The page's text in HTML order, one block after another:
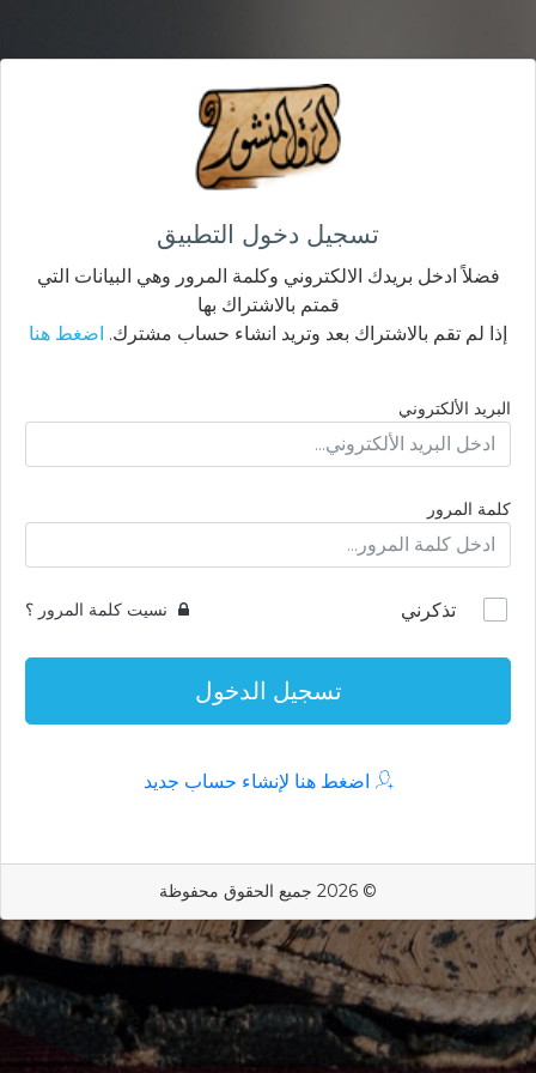
تسجيل دخول التطبيق
فضلاً ادخل بريدك الالكتروني وكلمة المرور وهي البيانات التي
قمتم بالاشتراك بها
إذا لم تقم بالاشتراك بعد وتريد انشاء حساب مشترك. اضغط هنا
البريد الألكتروني
كلمة المرور
تذكرني نسيت كلمة المرور ؟
تسجيل الدخول
اضغط هنا لإنشاء حساب جديد
© 2026 جميع الحقوق محفوظة